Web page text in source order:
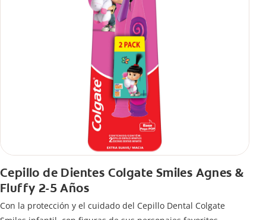
Cepillo de Dientes Colgate Smiles Agnes &
Fluffy 2-5 Años
Con la protección y el cuidado del Cepillo Dental Colgate